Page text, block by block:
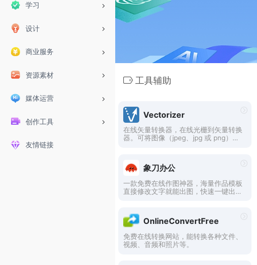
学习
设计
商业服务
资源素材
媒体运营
创作工具
友情链接
工具辅助
Vectorizer
在线矢量转换器，在线光栅到矢量转换
器。可将图像（jpeg、jpg 或 png）转
象刀办公
一款免费在线作图神器，海量作品模板
直接修改文字就能出图，快速一键出
计等高质量作品，用象刀办公做设计不
求人操作简单易上手。
OnlineConvertFree
免费在线转换网站，能转换各种文件、
视频、音频和照片等。